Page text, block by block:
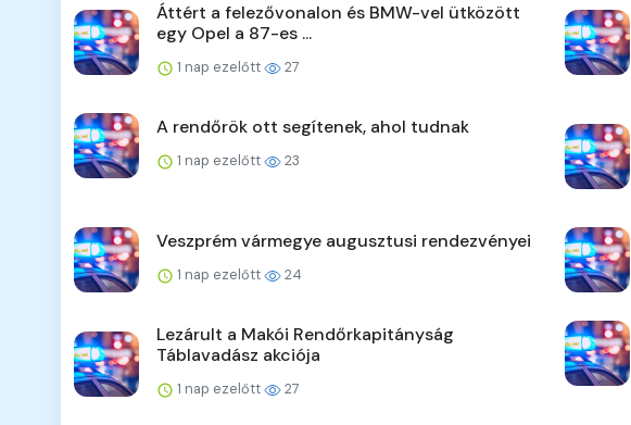
Áttért a felezővonalon és BMW-vel ütközött
egy Opel a 87-es ...
1 nap ezelőtt 27
A rendőrök ott segítenek, ahol tudnak
1 nap ezelőtt 23
Veszprém vármegye augusztusi rendezvényei
1 nap ezelőtt 24
Lezárult a Makói Rendőrkapitányság
Táblavadász akciója
1 nap ezelőtt 27